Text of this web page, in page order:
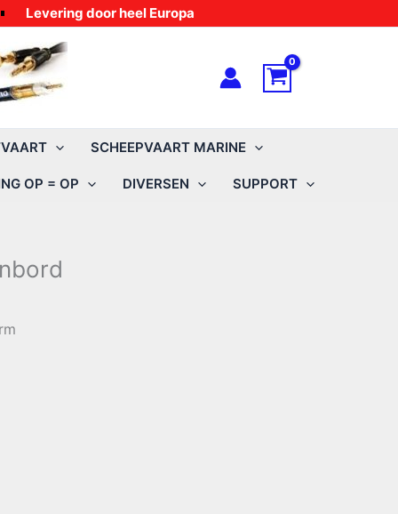
Levering door heel Europa
SCHEEPVAART MARINE
OP = OP DIVERSEN SUPPORT